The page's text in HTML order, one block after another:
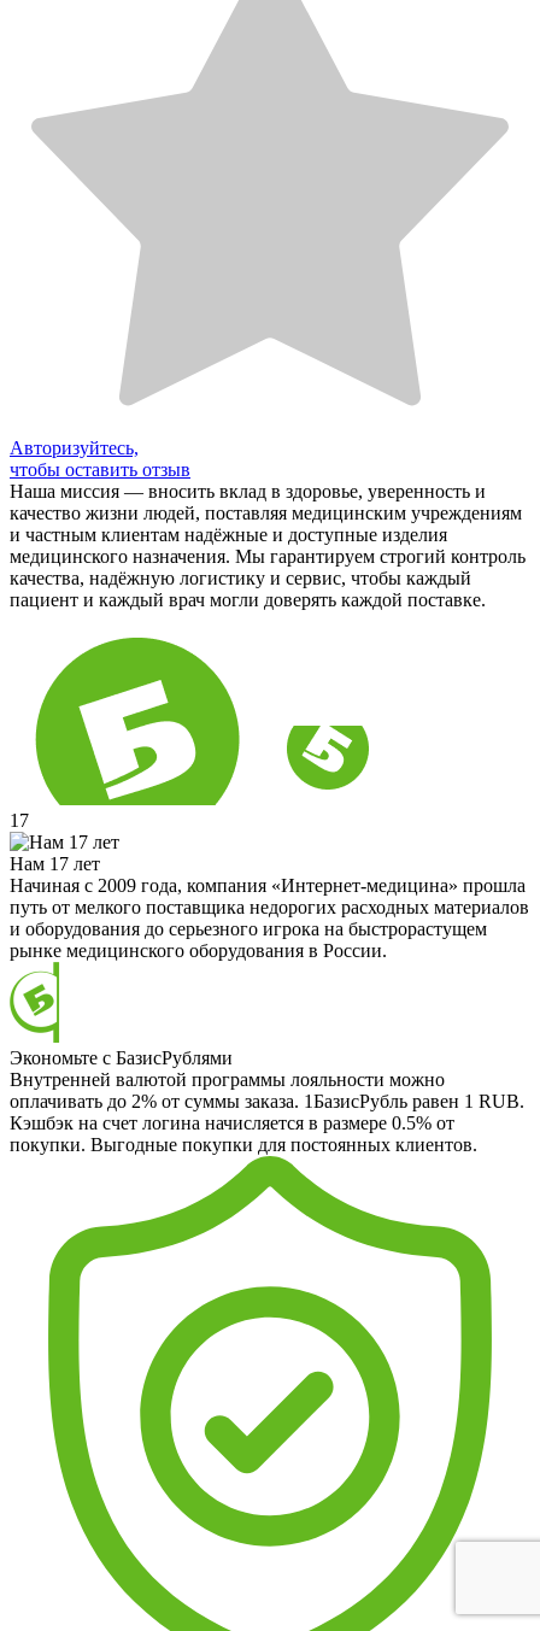
Авторизуйтесь,
чтобы оставить отзыв
Наша миссия — вносить вклад в здоровье, уверенность и
качество жизни людей, поставляя медицинским учреждениям
и частным клиентам надёжные и доступные изделия
медицинского назначения. Мы гарантируем строгий контроль
качества, надёжную логистику и сервис, чтобы каждый
пациент и каждый врач могли доверять каждой поставке.
17
Нам 17 лет
Начиная с 2009 года, компания «Интернет-медицина» прошла
путь от мелкого поставщика недорогих расходных материалов
и оборудования до серьезного игрока на быстрорастущем
рынке медицинского оборудования в России.
Экономьте с БазисРублями
Внутренней валютой программы лояльности можно
оплачивать до 2% от суммы заказа. 1БазисРубль равен 1 RUB.
Кэшбэк на счет логина начисляется в размере 0.5% от
покупки. Выгодные покупки для постоянных клиентов.